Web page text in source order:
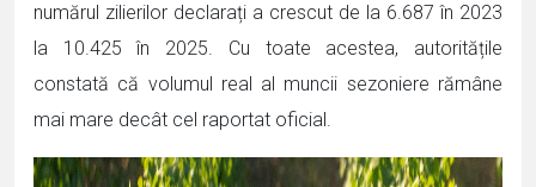
numărul zilierilor declarați a crescut de la 6.687 în 2023
la 10.425 în 2025. Cu toate acestea, autoritățile
constată că volumul real al muncii sezoniere rămâne
mai mare decât cel raportat oficial.